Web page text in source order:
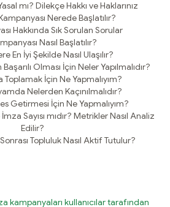
mı? Dilekçe Hakkı ve Haklarınız
Nerede Başlatılır?
Hakkında Sık Sorulan Sorular
Nasıl Başlatılır?
En İyi Şekilde Nasıl Ulaşılır?
Olması İçin Neler Yapılmalıdır?
İçin Ne Yapmalıyım?
Nelerden Kaçınılmalıdır?
Getirmesi İçin Ne Yapmalıyım?
Sayısı mıdır? Metrikler Nasıl Analiz
Edilir?
Topluluk Nasıl Aktif Tutulur?
kampanyaları kullanıcılar tarafından